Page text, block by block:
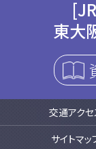
東大
交通アクセ
サイトマッ